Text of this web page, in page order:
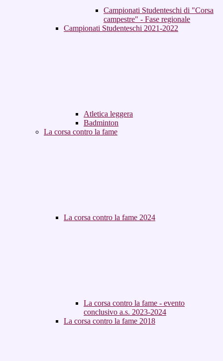
Campionati Studenteschi di "Corsa
campestre" - Fase regionale
Campionati Studenteschi 2021-2022
Atletica leggera
Badminton
La corsa contro la fame
La corsa contro la fame 2024
La corsa contro la fame - evento
conclusivo a.s. 2023-2024
La corsa contro la fame 2018